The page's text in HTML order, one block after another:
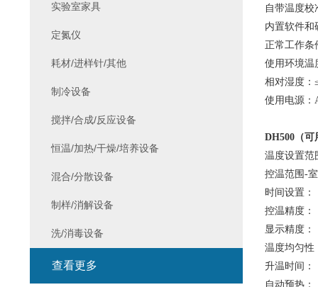
自带温度校
内置软件和
正常工作条
使用环境温
相对湿度：
使用电源：
DH500（可
温度设
控温范围
时间设
控温
显示
温度均
升温时间
自动预
实验室家具
定氮仪
耗材/进样针/其他
制冷设备
搅拌/合成/反应设备
恒温/加热/干燥/培养设备
混合/分散设备
制样/消解设备
洗/消毒设备
查看更多